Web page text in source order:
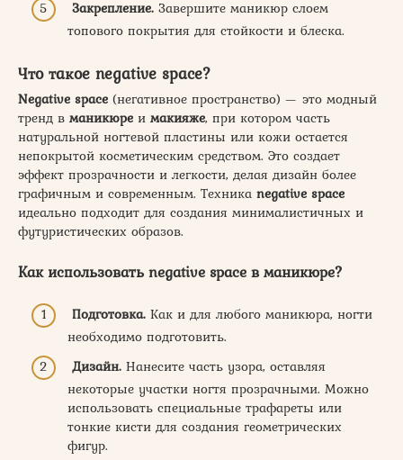
Закрепление. Завершите маникюр слоем
топового покрытия для стойкости и блеска.
Что такое negative space?
Negative space (негативное пространство) — это модный
тренд в маникюре и макияже, при котором часть
натуральной ногтевой пластины или кожи остается
непокрытой косметическим средством. Это создает
эффект прозрачности и легкости, делая дизайн более
графичным и современным. Техника negative space
идеально подходит для создания минималистичных и
футуристических образов.
Как использовать negative space в маникюре?
Подготовка. Как и для любого маникюра, ногти
необходимо подготовить.
Дизайн. Нанесите часть узора, оставляя
некоторые участки ногтя прозрачными. Можно
использовать специальные трафареты или
тонкие кисти для создания геометрических
фигур.